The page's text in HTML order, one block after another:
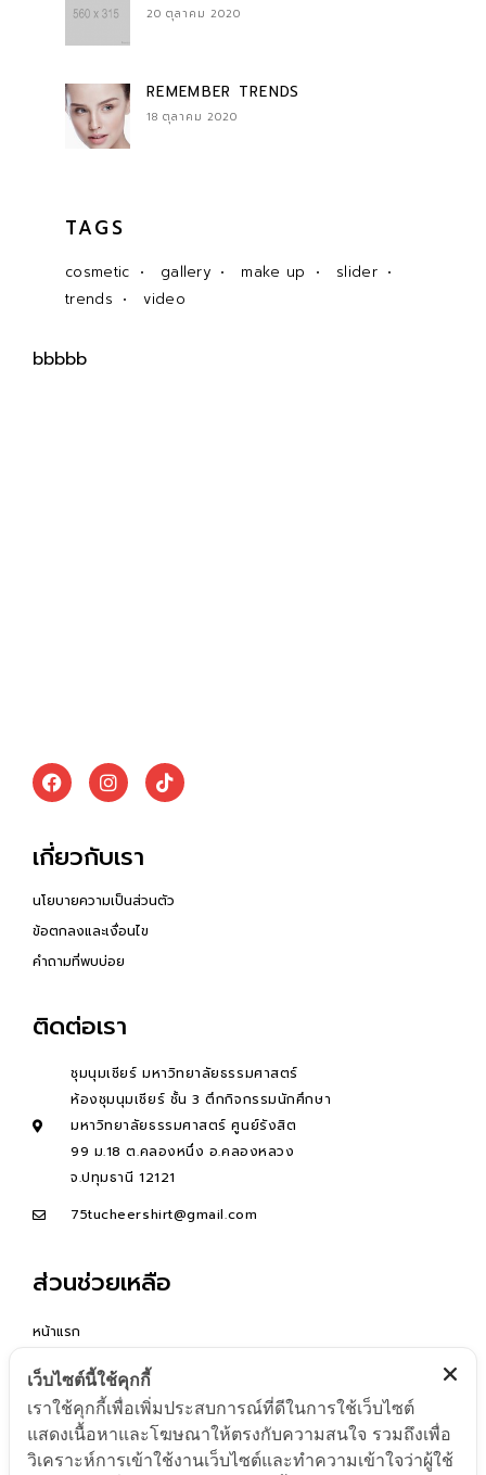
20 ตุลาคม 2020
REMEMBER TRENDS
18 ตุลาคม 2020
TAGS
cosmetic gallery make up
slider
trends
video
bbbbb
เกี่ยวกับเรา
นโยบายความเป็นส่วนตัว
ข้อตกลงและเงื่อนไข
คำถามที่พบบ่อย
ติดต่อเรา
ชุมนุมเชียร์ มหาวิทยาลัยธรรมศาสตร์
ห้องชุมนุมเชียร์ ชั้น 3 ตึกกิจกรรมนักศึกษา
มหาวิทยาลัยธรรมศาสตร์ ศูนย์รังสิต
99 ม.18 ต.คลองหนึ่ง อ.คลองหลวง
จ.ปทุมธานี 12121
75tucheershirt@gmail.com
ส่วนช่วยเหลือ
หน้าแรก
คำถามที่พบบ่อย
ติดต่อเรา
READ MORE
เว็บไซต์นี้ใช้คุกกี้
เราใช้คุกกี้เพื่อเพิ่มประสบการณ์ที่ดีในการใช้เว็บไซต์
แสดงเนื้อหาและโฆษณาให้ตรงกับความสนใจ รวมถึงเพื่อ
วิเคราะห์การเข้าใช้งานเว็บไซต์และทำความเข้าใจว่าผู้ใช้